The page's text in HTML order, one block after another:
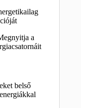
a
belső